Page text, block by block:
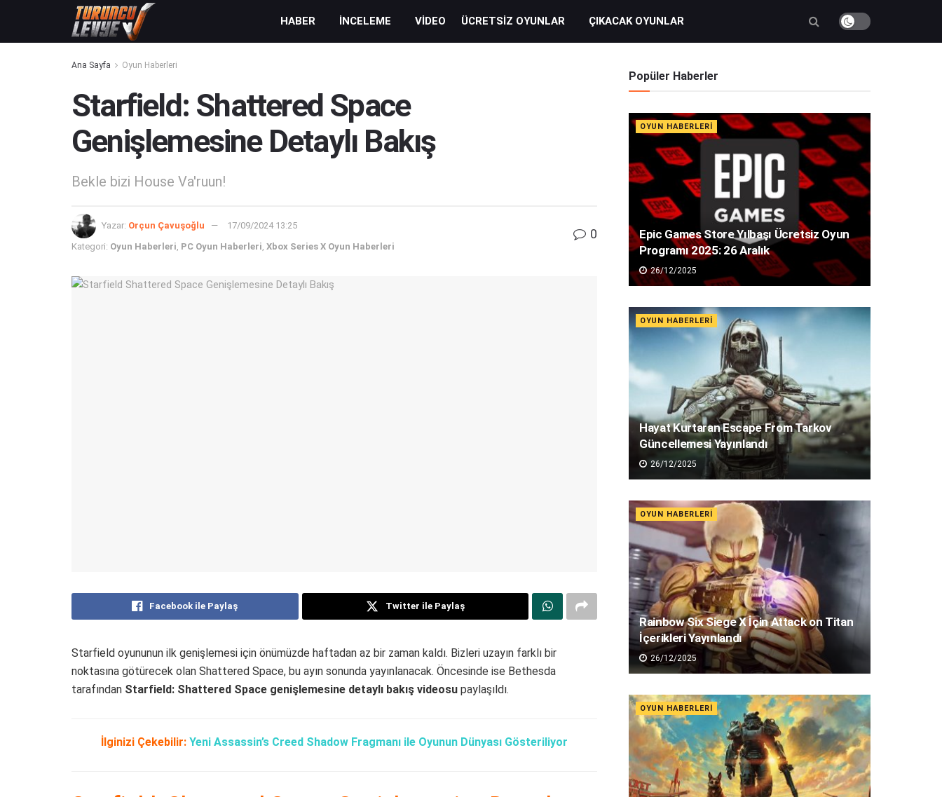
HABER İNCELEME VIDEO ÜCRETSIZ OYUNLAR ÇIKACAK OYUNLAR
Ana Sayfa Oyun Haberleri
Starfield: Shattered Space
Genişlemesine Detaylı Bakış
Bekle bizi House Va'ruun!
Yazar: Orçun Çavuşoğlu 17/09/2024 13:25
Kategori: Oyun Haberleri, PC Oyun Haberleri, Xbox Series X Oyun Haberleri
0
Facebook ile Paylaş Twitter ile Paylaş
Starfield oyununun ilk genişlemesi için önümüzde haftadan az bir zaman kaldı. Bizleri uzayın farklı bir
noktasına götürecek olan Shattered Space, bu ayın sonunda yayınlanacak. Öncesinde ise Bethesda
tarafından Starfield: Shattered Space genişlemesine detaylı bakış videosu paylaşıldı.
İlginizi Çekebilir: Yeni Assassin’s Creed Shadow Fragmanı ile Oyunun Dünyası Gösteriliyor
Popüler Haberler
OYUN HABERLERI
Epic Games Store Yılbaşı Ücretsiz Oyun
Programı 2025: 26 Aralık
26/12/2025
OYUN HABERLERI
Hayat Kurtaran Escape From Tarkov
Güncellemesi Yayınlandı
26/12/2025
OYUN HABERLERI
Rainbow Six Siege X İçin Attack on Titan
İçerikleri Yayınlandı
26/12/2025
OYUN HABERLERI